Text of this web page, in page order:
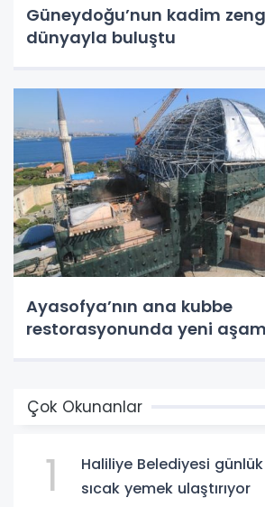
Güneydoğu’nun kadim
dünyayla buluştu
Ayasofya’nın ana kubbe
restorasyonunda yeni
Çok Okunanlar
1
Haliliye Belediyesi
sıcak yemek ulaştırıyor